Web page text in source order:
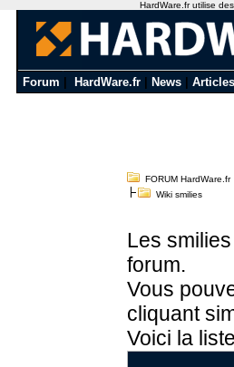
Forum HardWare.fr News Articles
FORUM HardWare.fr
Wiki smilies
Les
forum.
Vous
cliquant
Voici la
HardWare.fr utilise